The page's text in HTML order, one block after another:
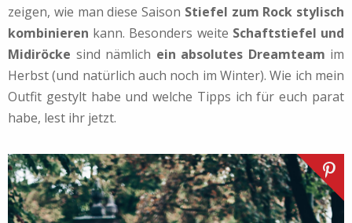
zeigen, wie man diese Saison Stiefel zum Rock stylisch
kombinieren kann. Besonders weite Schaftstiefel und
Midiröcke sind nämlich ein absolutes Dreamteam im
Herbst (und natürlich auch noch im Winter). Wie ich mein
Outfit gestylt habe und welche Tipps ich für euch parat
habe, lest ihr jetzt.